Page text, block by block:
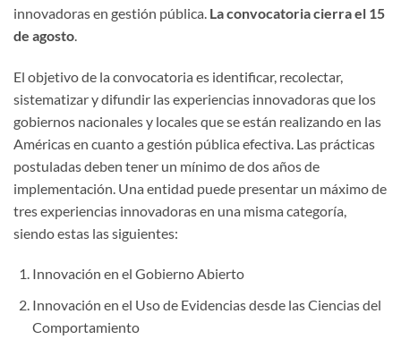
innovadoras en gestión pública. La convocatoria cierra el 15
de agosto
El objetivo de la convocatoria es identificar, recolectar,
sistematizar y difundir las experiencias innovadoras que los
gobiernos nacionales y locales que se están realizando en las
Américas en cuanto a gestión pública efectiva. Las prácticas
postuladas deben tener un mínimo de dos años de
implementación. Una entidad puede presentar un máximo de
tres experiencias innovadoras en una misma categoría,
siendo estas las siguientes:
Innovación en el Gobierno Abierto
Innovación en el Uso de Evidencias desde las Ciencias del
Comportamiento